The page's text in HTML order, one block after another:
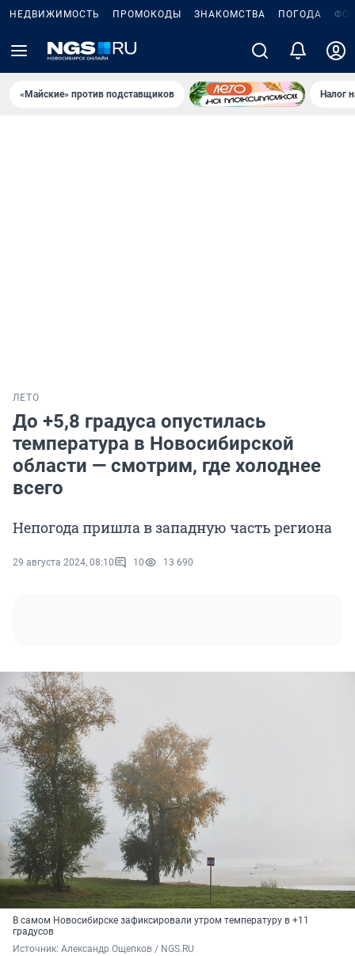
НЕДВИЖИМОСТЬ ПРОМОКОДЫ ЗНАКОМСТВА ПОГОДА
«Майские» против подставщиков Налог
ЛЕТО
До +5,8 градуса опустилась
температура в Новосибирской
области — смотрим, где холоднее
всего
Непогода пришла в западную часть региона
29 августа 2024, 08:10 10 13 690
В самом Новосибирске зафиксировали утром температуру в +11
градусов
Источник: Александр Ощепков / NGS.RU